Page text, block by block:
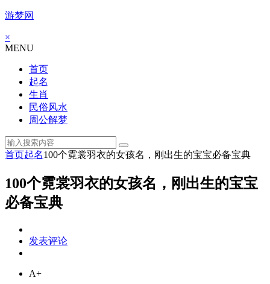
游梦网
×
MENU
首页
起名
生肖
民俗风水
周公解梦
首页起名100个霓裳羽衣的女孩名，刚出生的宝宝必备宝典
100个霓裳羽衣的女孩名，刚出生的宝宝
必备宝典
发表评论
A+